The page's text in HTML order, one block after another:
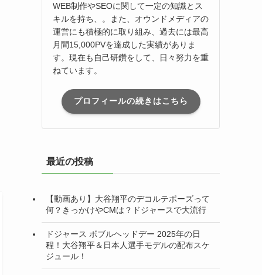
WEB制作やSEOに関して一定の知識とス
キルを持ち、。また、オウンドメディアの
運営にも積極的に取り組み、過去には最高
月間15,000PVを達成した実績がありま
す。現在も自己研鑽をして、日々努力を重
ねています。
プロフィールの続きはこちら
最近の投稿
【動画あり】大谷翔平のデコルテポーズって
何？きっかけやCMは？ドジャースで大流行
ドジャース ボブルヘッドデー 2025年の日
程！大谷翔平＆日本人選手モデルの配布スケ
ジュール！